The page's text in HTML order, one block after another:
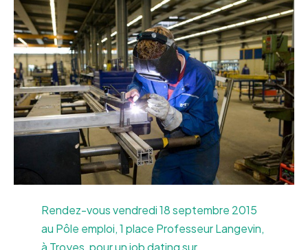
Rendez-vous vendredi 18 septembre 2015
au Pôle emploi, 1 place Professeur Langevin,
à Troyes, pour un job dating sur